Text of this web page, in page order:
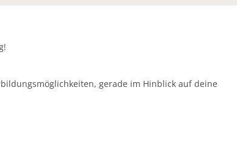
gerade im Hinblick auf deine